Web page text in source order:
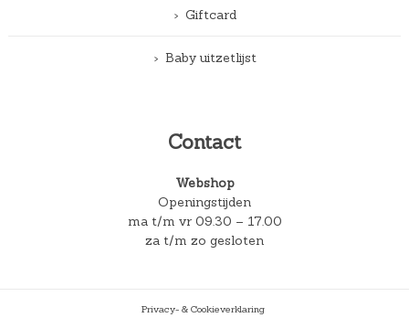
Giftcard
Baby uitzetlijst
Contact
Webshop
Openingstijden
ma t/m vr 09.30 – 17.00
za t/m zo gesloten
Privacy- & Cookieverklaring